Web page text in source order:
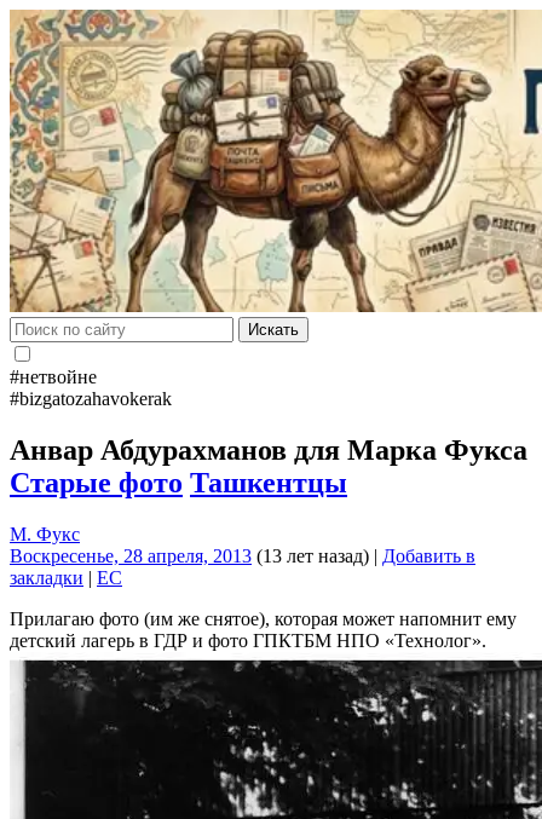
Искать
#нетвойне
#bizgatozahavokerak
Анвар Абдурахманов для Марка Фукса
Старые фото Ташкентцы
М. Фукс
Воскресенье, 28 апреля, 2013 (13 лет назад) | Добавить в
закладки | EC
Прилагаю фото (им же снятое), которая может напомнит ему
детский лагерь в ГДР и фото ГПКТБМ НПО «Технолог».